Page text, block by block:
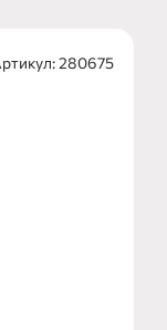
280675